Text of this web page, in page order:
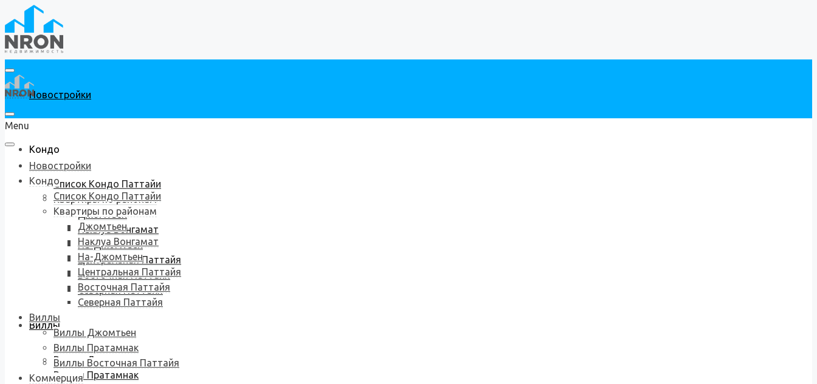
Новостройки
Кондо
Список Кондо Паттайи
Квартиры по районам
Джомтьен
Наклуа Вонгамат
На-Джомтьен
Центральная Паттайя
Восточная Паттайя
Северная Паттайя
Виллы
Виллы Джомтьен
Виллы Пратамнак
Menu
Новостройки
Кондо
Список Кондо Паттайи
Квартиры по районам
Джомтьен
Наклуа Вонгамат
На-Джомтьен
Центральная Паттайя
Восточная Паттайя
Северная Паттайя
Виллы
Виллы Джомтьен
Виллы Пратамнак
Виллы Восточная Паттайя
Коммерция